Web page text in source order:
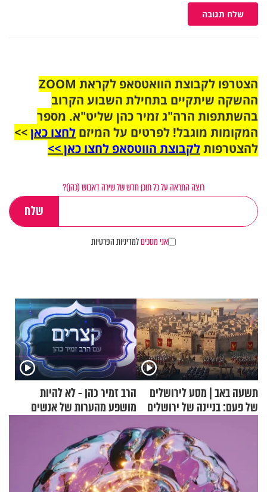
שלח תגובה
הצטרפו לקבוצת הוואטסאפ לקראת ZOOM
ההשקה שיתקיים בתחילת השבוע הקרוב
בהשתתפות הרה"ג זמיר כהן שליט"א. מספר
המקומות מוגבל! לפרטים על המיזם לחצו כאן>>
להצטרפותלקבוצת הווטסאפ לחצו כאן >>
רוצה התראה על כל תוכן חדש של שירה דאבוש (כהן)?
אני מסכיםלמדיניות הפרטיות
תשעה באב | מסע לירושלים
של פעם: בניינה של ירושלים
הרב זמיר כהן - לא להיות
מושפע מהערות של אנשים